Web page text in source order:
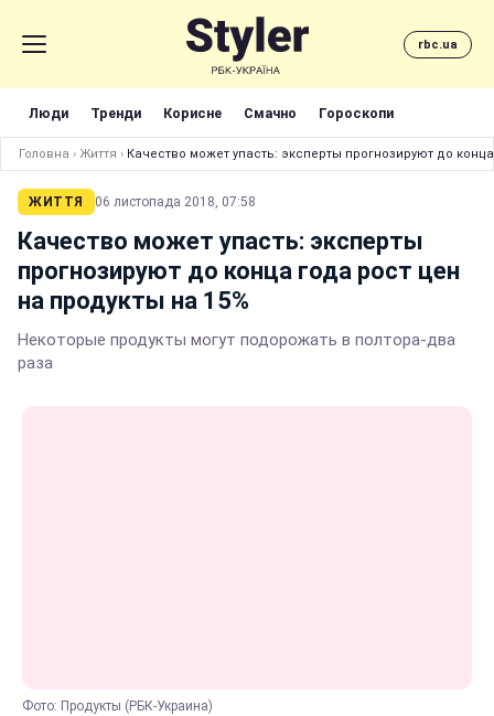
rbc.ua
Люди Тренди Корисне Смачно Гороскопи
Головна › Життя › Качество может упасть: эксперты прогнозируют до
ЖИТТЯ 06 листопада 2018, 07:58
Качество может упасть: эксперты
прогнозируют до конца года рост цен
на продукты на 15%
Некоторые продукты могут подорожать в полтора-два
раза
Фото: Продукты (РБК-Украина)